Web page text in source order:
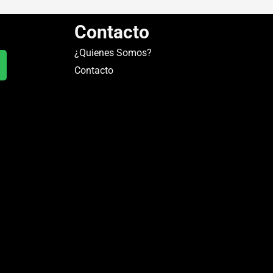
Contacto
¿Quienes Somos?
Contacto